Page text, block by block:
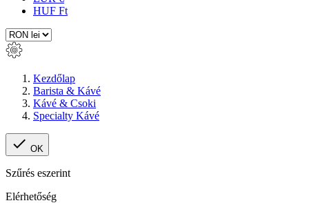
HUF Ft
Kezdőlap
Barista & Kávé
Kávé & Csoki
Specialty Kávé
 OK
Szűrés eszerint
Elérhetőség